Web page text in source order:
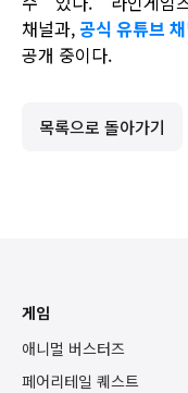
채널과, 공식 유튜브
공개 중이다.
목록으로 돌아가기
게임
애니멀 버스터즈
페어리테일 퀘스트